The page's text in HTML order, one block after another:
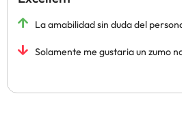
La amabilidad sin duda del
Solamente me gustaria un zumo